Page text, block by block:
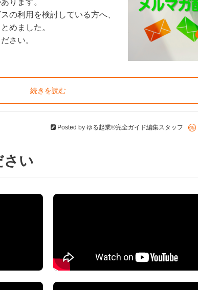
ります。
の利用を検討している方へ、
めました。
さい。
続きを読む
Posted by ゆる起業®完全ガイド編集スタッフ
さい